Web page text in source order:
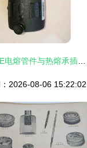
2026-08-06 15:22:02